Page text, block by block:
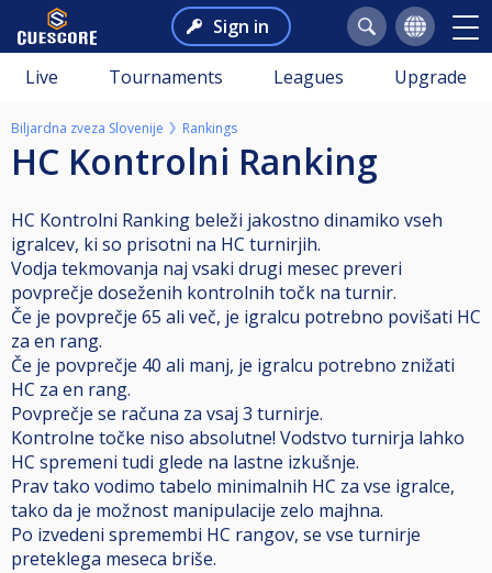
Sign in
Live Tournaments Leagues Upgrade
Biljardna zveza Slovenije Rankings
HC Kontrolni Ranking
HC Kontrolni Ranking beleži jakostno dinamiko vseh
igralcev, ki so prisotni na HC turnirjih.
Vodja tekmovanja naj vsaki drugi mesec preveri
povprečje doseženih kontrolnih točk na turnir.
Če je povprečje 65 ali več, je igralcu potrebno povišati HC
za en rang.
Če je povprečje 40 ali manj, je igralcu potrebno znižati
HC za en rang.
Povprečje se računa za vsaj 3 turnirje.
Kontrolne točke niso absolutne! Vodstvo turnirja lahko
HC spremeni tudi glede na lastne izkušnje.
Prav tako vodimo tabelo minimalnih HC za vse igralce,
tako da je možnost manipulacije zelo majhna.
Po izvedeni spremembi HC rangov, se vse turnirje
preteklega meseca briše.